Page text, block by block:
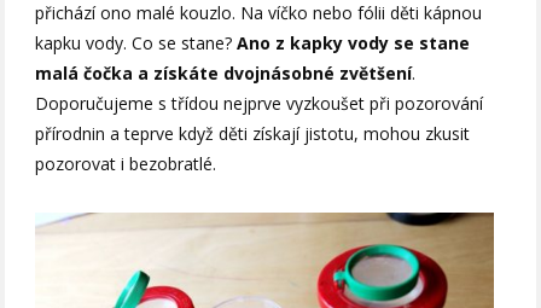
přichází ono malé kouzlo. Na víčko nebo fólii děti kápnou
kapku vody. Co se stane?Ano z kapky vody se stane
malá čočka a získáte dvojnásobné zvětšení.
Doporučujeme s třídou nejprve vyzkoušet při pozorování
přírodnin a teprve když děti získají jistotu, mohou zkusit
pozorovat i bezobratlé.